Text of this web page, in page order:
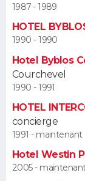
S'inscrire
Se connecter
Lycées
Collèges
Primaires
Universités
Entreprises
Service militaire
Avis de recherche
AVIS DE DÉCÈS
FORUM
1987 - 1989
HOTEL
1990 - 1990
Hotel Byblos
Courchevel
1990 - 1991
HOTEL
concierge
1991 - maintenant
Hotel Westin
2005 -